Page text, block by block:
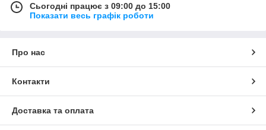
Сьогодні працює з 09:00 до 15:00
Показати весь графік роботи
Про нас
Контакти
Доставка та оплата